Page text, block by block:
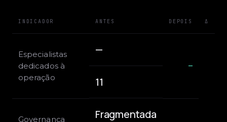
INDICADOR ANTES DEPOIS Δ
Especialistas
dedicados à
operação
—
11
—
Governança Fragmentada